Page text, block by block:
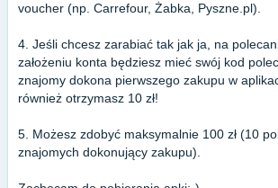
voucher (np. Carrefour, Żabka, Pyszne.pl).
4. Jeśli chcesz zarabiać tak jak ja, na
założeniu konta będziesz mieć swój kod
znajomy dokona pierwszego zakupu w
również otrzymasz 10 zł!
5. Możesz zdobyć maksymalnie 100 zł (10
znajomych dokonujący zakupu).